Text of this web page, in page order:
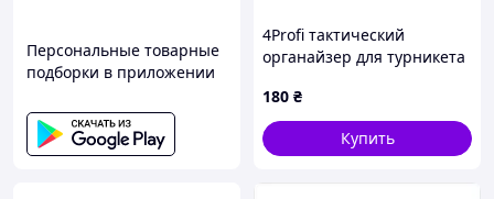
Персональные товарные
подборки в приложении
4Profi тактический
органайзер для турникета
180 ₴
Купить